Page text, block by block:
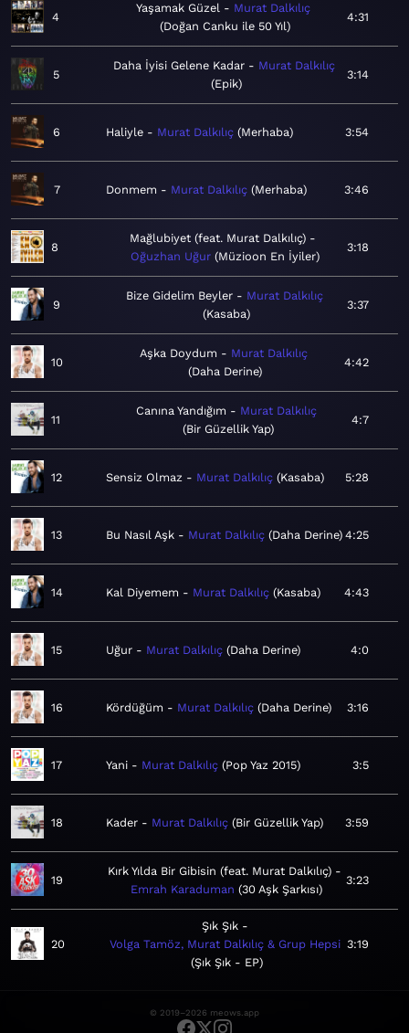
4
Yaşamak Güzel
Murat Dalkılıç
Doğan Canku ile 50 Yıl
4:31
5
Daha İyisi Gelene Kadar
Murat Dalkılıç
Epik
3:14
6 Haliyle Murat Dalkılıç Merhaba 3:54
7 Donmem Murat Dalkılıç Merhaba 3:46
8
Mağlubiyet (feat. Murat Dalkılıç)
Oğuzhan Uğur Müzioon En İyiler
3:18
9
Bize Gidelim Beyler
Murat Dalkılıç
Kasaba
3:37
10
Aşka Doydum
Murat Dalkılıç
Daha Derine
4:42
11
Canına Yandığım
Murat Dalkılıç
Bir Güzellik Yap
4:7
12 Sensiz Olmaz Murat Dalkılıç Kasaba 5:28
13 Bu Nasıl Aşk Murat Dalkılıç Daha Derine 4:25
14 Kal Diyemem Murat Dalkılıç Kasaba 4:43
15 Uğur Murat Dalkılıç Daha Derine 4:0
16 Kördüğüm Murat Dalkılıç Daha Derine 3:16
17 Yani Murat Dalkılıç Pop Yaz 2015 3:5
18 Kader Murat Dalkılıç Bir Güzellik Yap 3:59
19
Kırk Yılda Bir Gibisin (feat. Murat Dalkılıç)
Emrah Karaduman 30 Aşk Şarkısı
3:23
20
Şık Şık
Volga Tamöz, Murat Dalkılıç & Grup Hepsi
Şık Şık - EP
3:19
© 2019–2026 meows.app